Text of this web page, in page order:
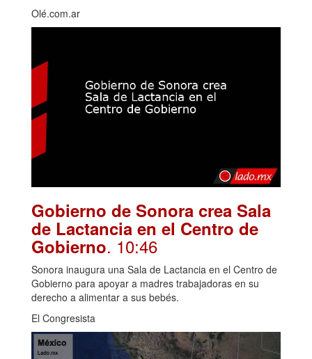
Olé.com.ar
Gobierno de Sonora crea Sala
de Lactancia en el Centro de
Gobierno. 10:46
Sonora inaugura una Sala de Lactancia en el Centro de
Gobierno para apoyar a madres trabajadoras en su
derecho a alimentar a sus bebés.
El Congresista